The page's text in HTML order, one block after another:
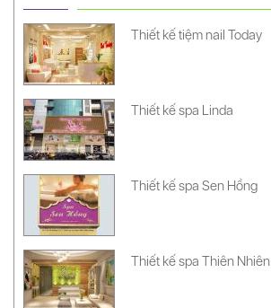
Thiết kế tiệm nail Today
Thiết kế spa Linda
Thiết kế spa Sen Hồng
Thiết kế spa Thiên Nhiên